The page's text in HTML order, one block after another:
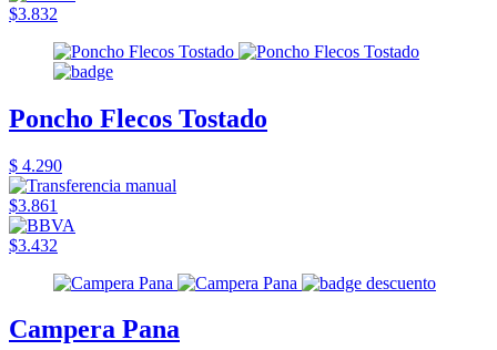
$3.832
Poncho Flecos Tostado
$ 4.290
$3.861
$3.432
Campera Pana